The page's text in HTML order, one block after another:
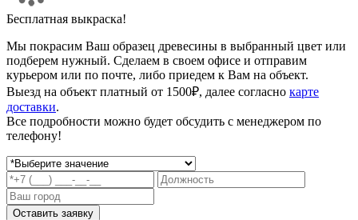
Бесплатная выкраска!
Мы покрасим Ваш образец древесины в выбранный цвет или
подберем нужный. Сделаем в своем офисе и отправим
курьером или по почте, либо приедем к Вам на объект.
Выезд на объект платный от 1500₽, далее согласно карте
доставки.
Все подробности можно будет обсудить с менеджером по
телефону!